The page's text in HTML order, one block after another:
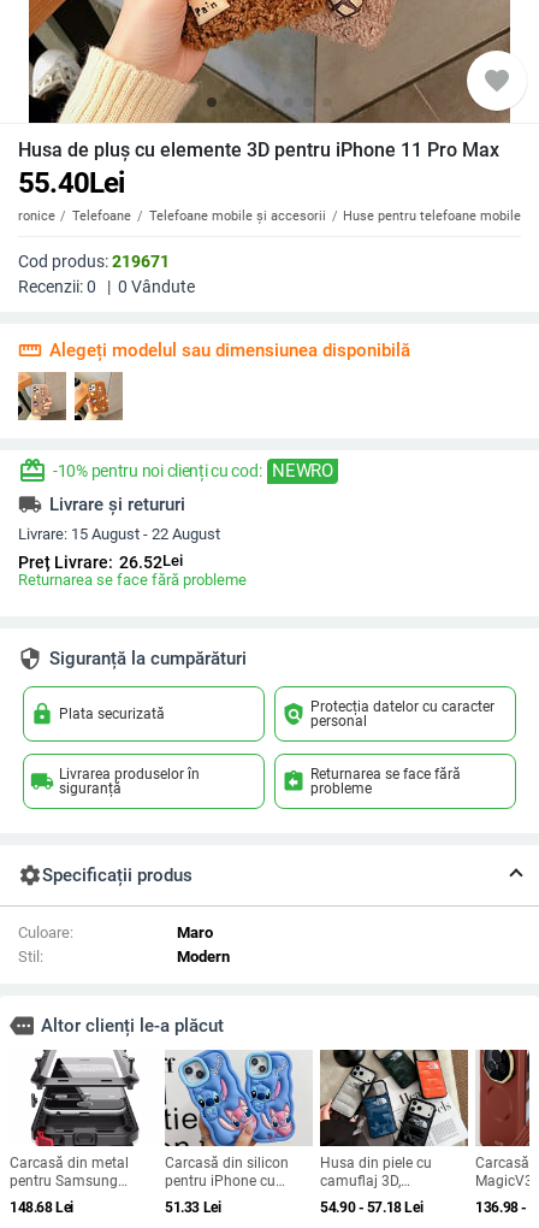
favorite
Husa de pluș cu elemente 3D pentru iPhone 11 Pro Max
55.40Lei
Telefoane Telefoane mobile și accesorii Huse pentru telefoane mobile
Cod produs:219671
Recenzii:0 | 0 Vândute
straighten Alegeți modelul sau dimensiunea disponibilă
redeem -10% pentru noi clienți cu cod: NEWRO
local_shipping Livrare și retururi
Livrare: 15 August - 22 August
Preț Livrare: 26.52Lei
Returnarea se face fără probleme
security Siguranță la cumpărături
lock Plata securizată policy Protecția datelor cu caracter
personal
local_shipping Livrarea produselor în
siguranță
assignment_return Returnarea se face fără
probleme
settingsSpecificații produs
Culoare:
Maro
Stil:
Modern
more Altor clienți le-a plăcut
Carcasă din metal
pentru Samsung
Galaxy S24/S23/S25
Ultra, spate, prelucrată,
148.68Lei
Carcasă din silicon
pentru iPhone cu
design cartoon –
protecție anti-cădere,
51.33 Lei
Husa din piele cu
camuflaj 3D,
căptușeală din
bumbac, stil jachetă
54.90 - 57.18Lei
Carcasă
MagicV3
de piele
136.98 -